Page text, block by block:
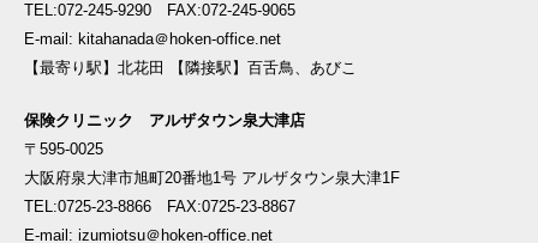
TEL:072-245-9290 FAX:072-245-9065
E-mail: kitahanada＠hoken-office.net
【最寄り駅】北花田 【隣接駅】百舌鳥、あびこ
保険クリニック アルザタウン泉大津店
〒595-0025
大阪府泉大津市旭町20番地1号 アルザタウン泉大津1F
TEL:0725-23-8866 FAX:0725-23-8867
E-mail: izumiotsu＠hoken-office.net